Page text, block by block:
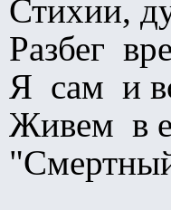
Стихии,
Разбег
Я сам и
Живем в